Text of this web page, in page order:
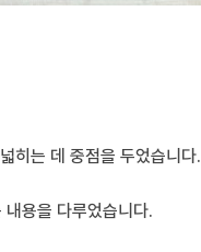
히는 데 중점을 두었습니다.
용을 다루었습니다.